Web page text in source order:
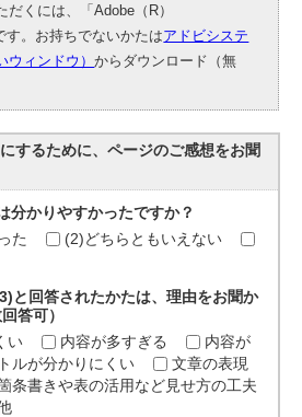
くには、「Adobe（R）
す。お持ちでないかたはアドビシステ
ウィンドウ）からダウンロード（無
するために、ページのご感想をお聞
分かりやすかったですか？
た
(2)どちらともいえない
と回答されたかたは、理由をお聞か
答可）
い
内容が多すぎる
内容が
ルが分かりにくい
文章の表現
条書きや表の活用など見せ方の工夫